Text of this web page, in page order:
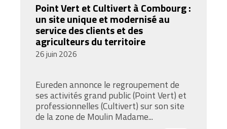
Point Vert et Cultivert à Combourg :
un site unique et modernisé au
service des clients et des
agriculteurs du territoire
26 juin 2026
Eureden annonce le regroupement de
ses activités grand public (Point Vert) et
professionnelles (Cultivert) sur son site
de la zone de Moulin Madame...